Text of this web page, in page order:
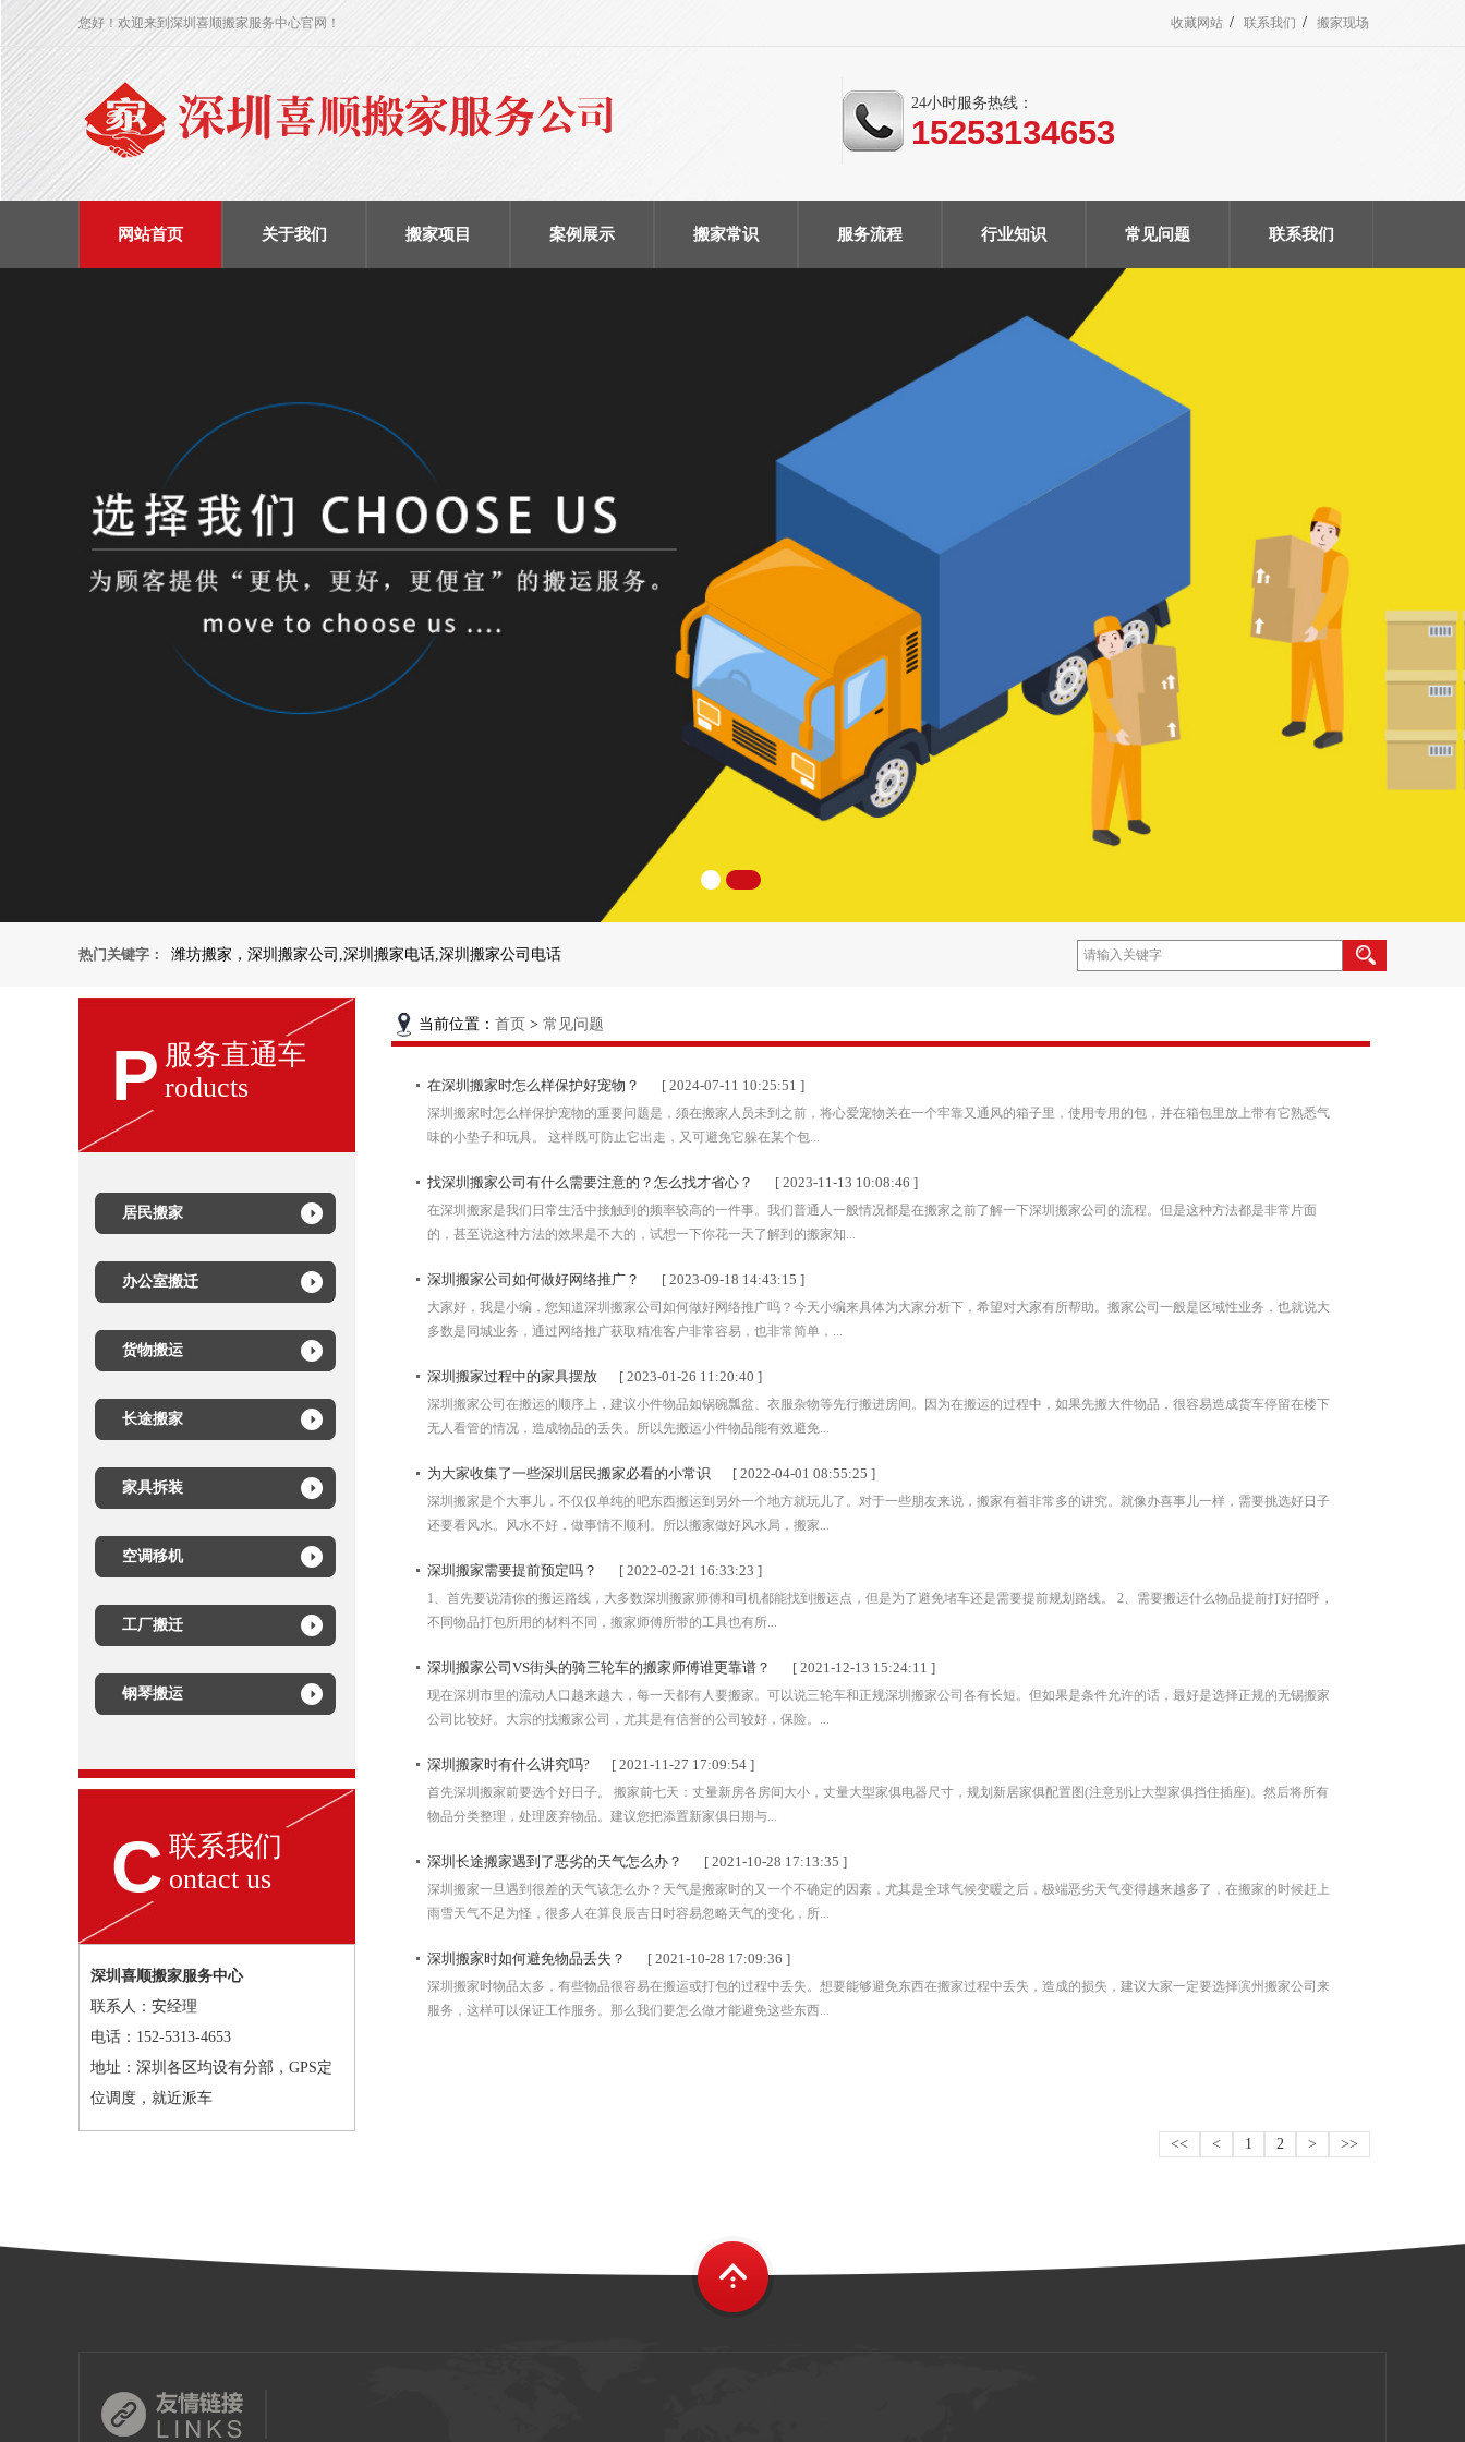
您好！欢迎来到深圳喜顺搬家服务中心官网！ 收藏网站 / 联系我们 / 搬家现场
24小时服务热线：
15253134653
网站首页 关于我们 搬家项目 案例展示 搬家常识 服务流程 行业知识 常见问题 联系我们
热门关键字： 潍坊搬家，深圳搬家公司,深圳搬家电话,深圳搬家公司电话
P 服务直通车
roducts
居民搬家
办公室搬迁
货物搬运
长途搬家
家具拆装
空调移机
工厂搬迁
钢琴搬运
C 联系我们
ontact us
深圳喜顺搬家服务中心
联系人：安经理
电话：152-5313-4653
地址：深圳各区均设有分部，GPS定
位调度，就近派车
当前位置： 首页 > 常见问题
在深圳搬家时怎么样保护好宠物？ [ 2024-07-11 10:25:51 ]
深圳搬家时怎么样保护宠物的重要问题是，须在搬家人员未到之前，将心爱宠物关在一个牢靠又通风的箱子里，使用专用的包，并在箱包里放上带有它熟悉气
味的小垫子和玩具。 这样既可防止它出走，又可避免它躲在某个包...
找深圳搬家公司有什么需要注意的？怎么找才省心？ [ 2023-11-13 10:08:46 ]
在深圳搬家是我们日常生活中接触到的频率较高的一件事。我们普通人一般情况都是在搬家之前了解一下深圳搬家公司的流程。但是这种方法都是非常片面
的，甚至说这种方法的效果是不大的，试想一下你花一天了解到的搬家知...
深圳搬家公司如何做好网络推广？ [ 2023-09-18 14:43:15 ]
大家好，我是小编，您知道深圳搬家公司如何做好网络推广吗？今天小编来具体为大家分析下，希望对大家有所帮助。搬家公司一般是区域性业务，也就说大
多数是同城业务，通过网络推广获取精准客户非常容易，也非常简单，...
深圳搬家过程中的家具摆放 [ 2023-01-26 11:20:40 ]
深圳搬家公司在搬运的顺序上，建议小件物品如锅碗瓢盆、衣服杂物等先行搬进房间。因为在搬运的过程中，如果先搬大件物品，很容易造成货车停留在楼下
无人看管的情况，造成物品的丢失。所以先搬运小件物品能有效避免...
为大家收集了一些深圳居民搬家必看的小常识 [ 2022-04-01 08:55:25 ]
深圳搬家是个大事儿，不仅仅单纯的吧东西搬运到另外一个地方就玩儿了。对于一些朋友来说，搬家有着非常多的讲究。就像办喜事儿一样，需要挑选好日子
还要看风水。风水不好，做事情不顺利。所以搬家做好风水局，搬家...
深圳搬家需要提前预定吗？ [ 2022-02-21 16:33:23 ]
1、首先要说清你的搬运路线，大多数深圳搬家师傅和司机都能找到搬运点，但是为了避免堵车还是需要提前规划路线。 2、需要搬运什么物品提前打好招呼，
不同物品打包所用的材料不同，搬家师傅所带的工具也有所...
深圳搬家公司VS街头的骑三轮车的搬家师傅谁更靠谱？ [ 2021-12-13 15:24:11 ]
现在深圳市里的流动人口越来越大，每一天都有人要搬家。可以说三轮车和正规深圳搬家公司各有长短。但如果是条件允许的话，最好是选择正规的无锡搬家
公司比较好。大宗的找搬家公司，尤其是有信誉的公司较好，保险。...
深圳搬家时有什么讲究吗? [ 2021-11-27 17:09:54 ]
首先深圳搬家前要选个好日子。 搬家前七天：丈量新房各房间大小，丈量大型家俱电器尺寸，规划新居家俱配置图(注意别让大型家俱挡住插座)。然后将所有
物品分类整理，处理废弃物品。建议您把添置新家俱日期与...
深圳长途搬家遇到了恶劣的天气怎么办？ [ 2021-10-28 17:13:35 ]
深圳搬家一旦遇到很差的天气该怎么办？天气是搬家时的又一个不确定的因素，尤其是全球气候变暖之后，极端恶劣天气变得越来越多了，在搬家的时候赶上
雨雪天气不足为怪，很多人在算良辰吉日时容易忽略天气的变化，所...
深圳搬家时如何避免物品丢失？ [ 2021-10-28 17:09:36 ]
深圳搬家时物品太多，有些物品很容易在搬运或打包的过程中丢失。想要能够避免东西在搬家过程中丢失，造成的损失，建议大家一定要选择滨州搬家公司来
服务，这样可以保证工作服务。那么我们要怎么做才能避免这些东西...
<< < 1 2 > >>